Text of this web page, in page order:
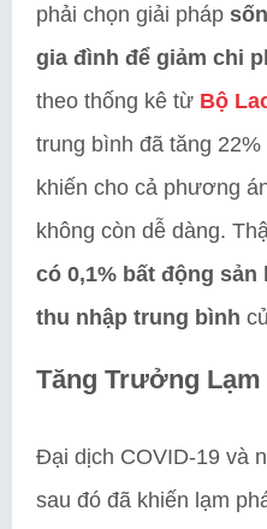
phải chọn giải pháp
gia đình để giảm chi
theo thống kê từ Bộ
trung bình đã tăng
khiến cho cả phương
không còn dễ dàng.
có 0,1% bất động
thu nhập trung bình
Tăng Trưởng
Đại dịch COVID-19 và
sau đó đã khiến lạm